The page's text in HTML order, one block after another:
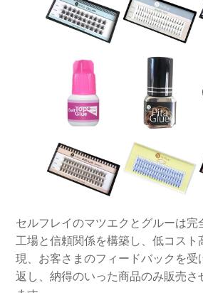
セルフレイのマツエクとグルーは完
工場と信頼関係を構築し、低コスト
現、お客さまのフィードバックを受
返し、納得のいった商品のみ販売さ